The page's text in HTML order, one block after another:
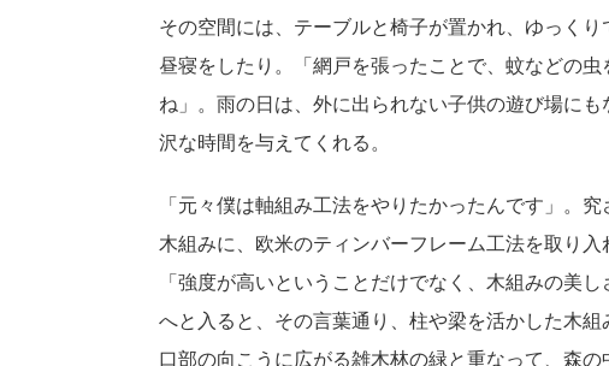
その空間には、テーブルと椅子が置かれ、ゆっく
昼寝をしたり。「網戸を張ったことで、蚊などの
ね」。雨の日は、外に出られない子供の遊び場に
沢な時間を与えてくれる。
「元々僕は軸組み工法をやりたかったんです」。
木組みに、欧米のティンバーフレーム工法を取り
「強度が高いということだけでなく、木組みの美
へと入ると、その言葉通り、柱や梁を活かした木
口部の向こうに広がる雑木林の緑と重なって、森の